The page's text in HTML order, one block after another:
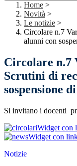
Home >
Novità >
Le notizie >
Circolare n.7
alunni con
Circolare n.7
Scrutini di
sospensione
Si invitano i docenti
Widget con
Widget con
Notizie